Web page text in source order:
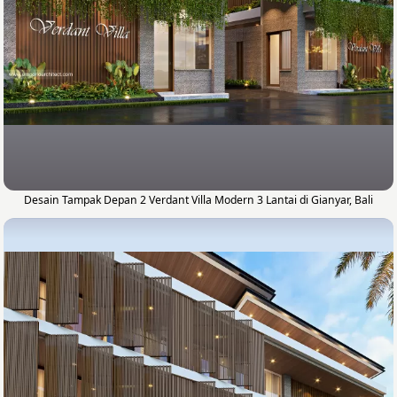
✔
Desain Tampak Depan 2 Verdant Villa Modern 3 Lantai di Gianyar, Bali